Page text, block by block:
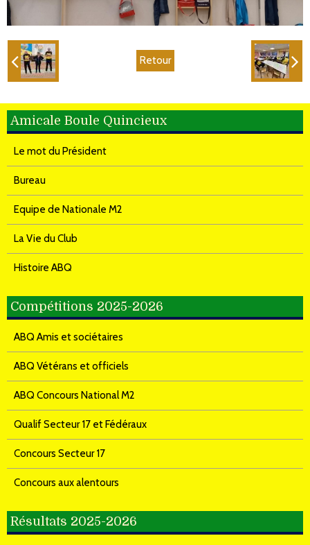
Retour
Amicale Boule Quincieux
Le mot du Président
Bureau
Equipe de Nationale M2
La Vie du Club
Histoire ABQ
Compétitions 2025-2026
ABQ Amis et sociétaires
ABQ Vétérans et officiels
ABQ Concours National M2
Qualif Secteur 17 et Fédéraux
Concours Secteur 17
Concours aux alentours
Résultats 2025-2026